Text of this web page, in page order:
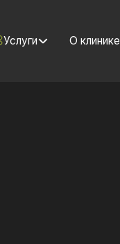
Услуги О клинике